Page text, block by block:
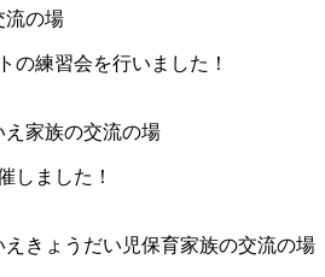
流の場
の練習会を行いました！
家族の交流の場
しました！
きょうだい児保育家族の交流の場